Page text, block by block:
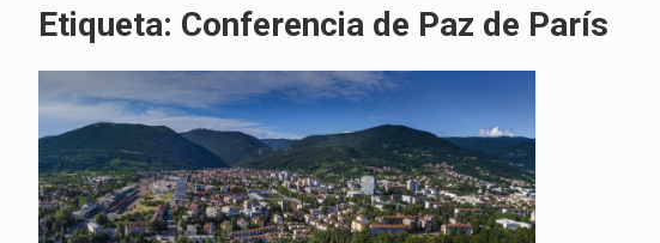
Etiqueta: Conferencia de Paz de París